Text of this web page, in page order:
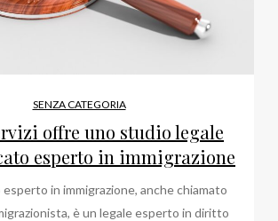
SENZA CATEGORIA
offre uno studio legale
esperto in immigrazione
in immigrazione, anche chiamato
è un legale esperto in diritto